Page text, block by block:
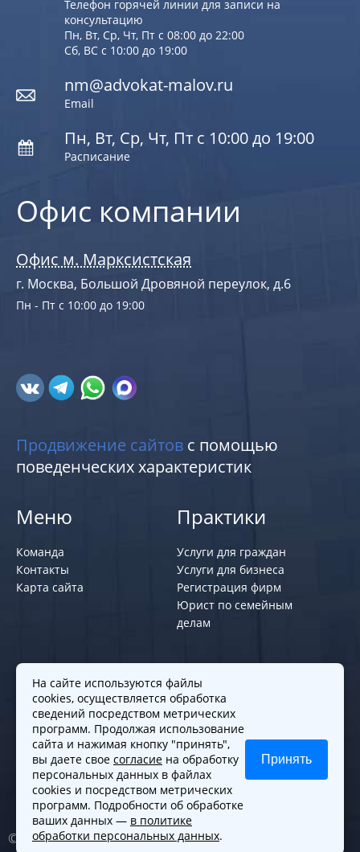
Офис компании
Офис м. Марксистская
г. Москва, Большой Дровяной переулок, д.6
Пн - Пт с 10:00 до 19:00
Телефон горячей линии для записи на
консультацию
Пн, Вт, Ср, Чт, Пт с 08:00 до 22:00
Сб, ВС с 10:00 до 19:00
nm@advokat-malov.ru
Email
Пн, Вт, Ср, Чт, Пт с 10:00 до 19:00
Расписание
Продвижение сайтов с помощью
поведенческих характеристик
Меню
Команда
Контакты
Карта сайта
Практики
Услуги для граждан
Услуги для бизнеса
Регистрация фирм
Юрист по семейным
делам
Политики и правила
Политика обработки персональных
данных
Согласие на обработку cookies
Согласие на обработку персональных
данных
© 2010-2026. Все права защищены
На сайте используются файлы
cookies, осуществляется обработка
сведений посредством метрических
программ. Продолжая использование
сайта и нажимая кнопку "принять",
вы даете свое согласие на обработку
персональных данных в файлах
cookies и посредством метрических
программ. Подробности об обработке
ваших данных — в политике
обработки персональных данных.
Принять